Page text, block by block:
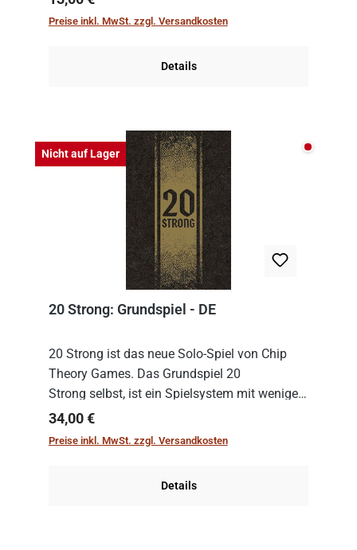
gilt. Doch das geht natürlich nur, solange man
Preise inkl. MwSt. zzgl. Versandkosten
Details
Nicht auf Lager Nicht
20 Strong: Grundspiel - DE
20 Strong ist das neue Solo-Spiel von Chip
Theory Games. Das Grundspiel 20
Strong selbst, ist ein Spielsystem mit wenigen,
einfachen Regeln. Um es zu spielen, muss es
immer mit einem Themenset ergänzt werden.
Regulärer Preis:
34,00 €
Preise inkl. MwSt. zzgl. Versandkosten
Details